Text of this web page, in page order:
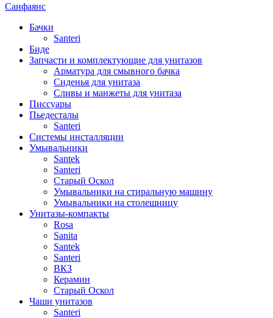
Санфаянс
Бачки
Santeri
Биде
Запчасти и комплектующие для унитазов
Арматура для смывного бачка
Сиденья для унитаза
Сливы и манжеты для унитаза
Писсуары
Пьедесталы
Santeri
Системы инсталляции
Умывальники
Santek
Santeri
Старый Оскол
Умывальники на стиральную машину
Умывальники на столешницу
Унитазы-компакты
Rosa
Sanita
Santek
Santeri
ВКЗ
Керамин
Старый Оскол
Чаши унитазов
Santeri